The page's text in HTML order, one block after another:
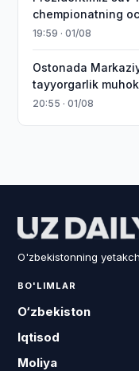
chempionatning
19:59 · 01/08
Ostonada
tayyorgarlik
20:55 · 01/08
O'zbekistonning
BO'LIMLAR
O‘zbekiston
Iqtisod
Moliya